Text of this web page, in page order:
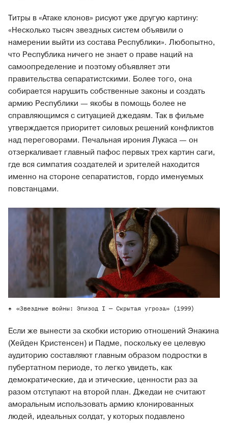
Титры в «Атаке клонов» рисуют уже другую картину:
«Несколько тысяч звездных систем объявили о
намерении выйти из состава Республики». Любопытно,
что Республика ничего не знает о праве наций на
самоопределение и поэтому объявляет эти
правительства сепаратистскими. Более того, она
собирается нарушить собственные законы и создать
армию Республики — якобы в помощь более не
справляющимся с ситуацией джедаям. Так в фильме
утверждается приоритет силовых решений конфликтов
над переговорами. Печальная ирония Лукаса — он
отзеркаливает главный пафос первых трех картин саги,
где вся симпатия создателей и зрителей находится
именно на стороне сепаратистов, гордо именуемых
повстанцами.
«Звездные войны: Эпизод I — Скрытая угроза» (1999)
Если же вынести за скобки историю отношений Энакина
(Хейден Кристенсен) и Падме, поскольку ее целевую
аудиторию составляют главным образом подростки в
пубертатном периоде, то легко увидеть, как
демократические, да и этические, ценности раз за
разом отступают на второй план. Джедаи не считают
аморальным использовать армию клонированных
людей, идеальных солдат, у которых подавлено